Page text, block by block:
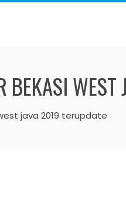
BEKASI
java 2019 terupdate